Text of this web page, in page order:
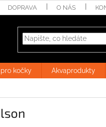
DOPRAVA O NÁS
kočky Akvaprodukty